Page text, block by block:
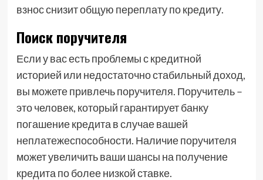
взнос снизит общую переплату по кредиту.
Поиск поручителя
Если у вас есть проблемы с кредитной
историей или недостаточно стабильный доход,
вы можете привлечь поручителя. Поручитель –
это человек, который гарантирует банку
погашение кредита в случае вашей
неплатежеспособности. Наличие поручителя
может увеличить ваши шансы на получение
кредита по более низкой ставке.